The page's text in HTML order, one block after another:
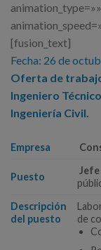
[fusion_text]
Fecha: 26 de
Oferta de
Ingeniero
Ingeniería Civil.
Empresa
Puesto
Descripción
del puesto
de